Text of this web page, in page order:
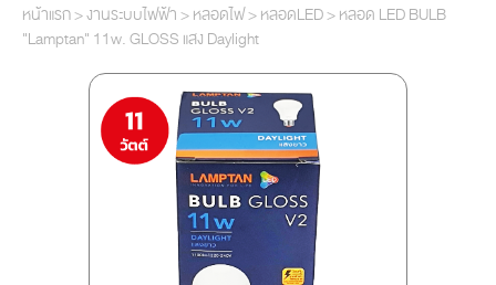
หน้าแรก>งานระบบไฟฟ้า>หลอดไฟ>หลอดLED> หลอด LED BULB
"Lamptan" 11w. GLOSS แสง Daylight